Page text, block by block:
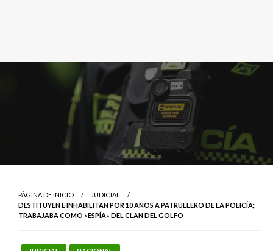
PÁGINA DE INICIO
JUDICIAL
DESTITUYEN E INHABILITAN POR 10 AÑOS A PATRULLERO DE LA POLICÍA;
TRABAJABA COMO «ESPÍA» DEL CLAN DEL GOLFO